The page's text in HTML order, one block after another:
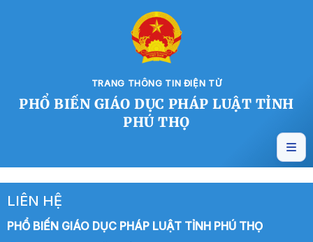
TRANG THÔNG TIN ĐIỆN TỬ
PHỔ BIẾN GIÁO DỤC PHÁP LUẬT TỈNH
PHÚ THỌ
LIÊN HỆ
PHỔ BIẾN GIÁO DỤC PHÁP LUẬT TỈNH PHÚ THỌ